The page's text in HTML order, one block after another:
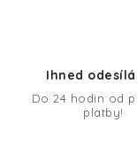
Ihned
Do 24 hodin od
platby!